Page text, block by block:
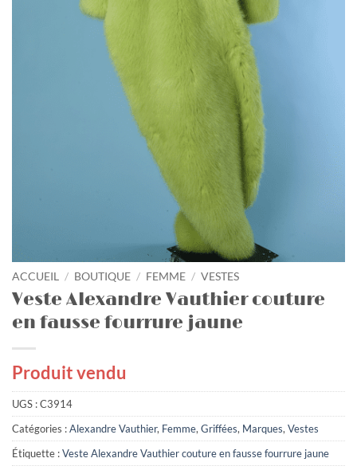
ACCUEIL / BOUTIQUE / FEMME / VESTES
Veste Alexandre Vauthier couture
en fausse fourrure jaune
Produit vendu
UGS :C3914
Catégories :Alexandre Vauthier, Femme, Griffées, Marques, Vestes
Étiquette :Veste Alexandre Vauthier couture en fausse fourrure jaune